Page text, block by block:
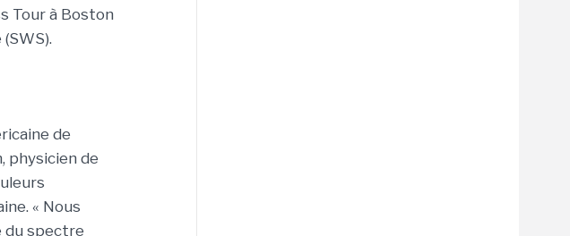
Tour à Boston
de
physicien de
« Nous
du spectre